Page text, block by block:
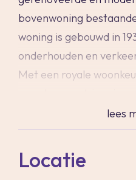
bovenwoning
woning is gebouwd in
onderhouden en
Met een royale
badkamer biedt deze
ruimte en comfort.
De afwerking is strak
kozijnen met dubbele
lees
Locatie